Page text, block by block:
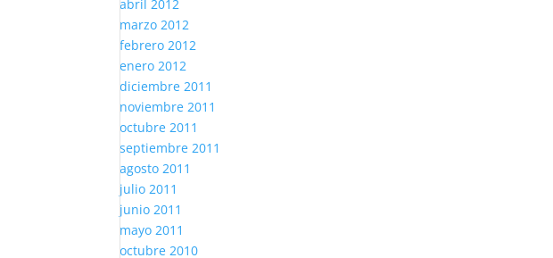
abril 2012
marzo 2012
febrero 2012
enero 2012
diciembre 2011
noviembre 2011
octubre 2011
septiembre 2011
agosto 2011
julio 2011
junio 2011
mayo 2011
octubre 2010